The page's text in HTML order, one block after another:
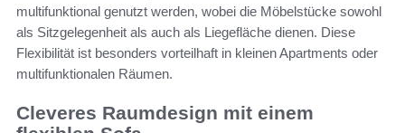
multifunktional genutzt werden, wobei die Möbelstücke sowohl
als Sitzgelegenheit als auch als Liegefläche dienen. Diese
Flexibilität ist besonders vorteilhaft in kleinen Apartments oder
multifunktionalen Räumen.
Cleveres Raumdesign mit einem